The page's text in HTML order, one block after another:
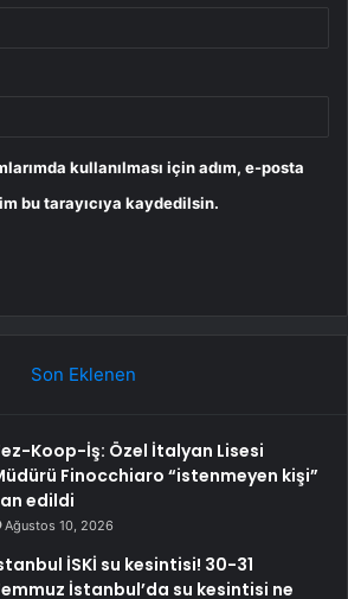
kullanılması için adım, e-posta
bu tarayıcıya kaydedilsin.
Son Eklenen
Koop-İş: Özel İtalyan Lisesi
Finocchiaro “istenmeyen kişi”
edildi
Ağustos 10, 2026
İSKİ su kesintisi! 30-31
İstanbul’da su kesintisi ne